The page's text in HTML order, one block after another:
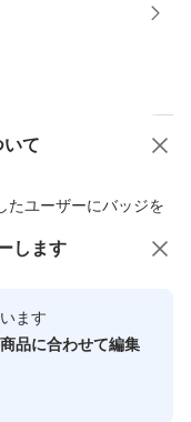
て
たユーザーにバッジを
ユーザーです
商品への質問
します
ます
品に合わせて編集